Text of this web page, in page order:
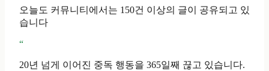
오늘도 커뮤니티에서는 150건 이상의 글이 공유되고 있
습니다
“
20년 넘게 이어진 중독 행동을 365일째 끊고 있습니다.